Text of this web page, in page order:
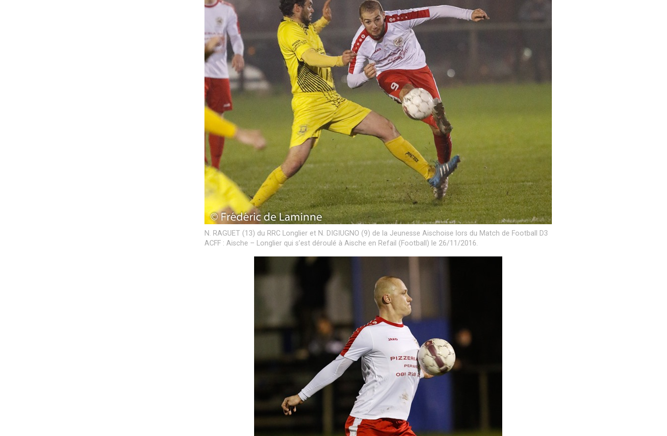
N. RAGUET (13) du RRC Longlier et N. DIGIUGNO (9) de la Jeunesse Aischoise lors du Match de Football D3
ACFF : Aische – Longlier qui s’est déroulé à Aische en Refail (Football) le 26/11/2016.